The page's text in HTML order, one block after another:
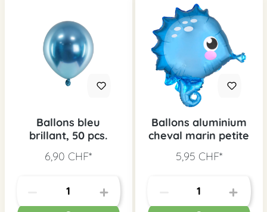
Ballons bleu
brillant, 50 pcs.
6,90 CHF*
Ballons aluminium
cheval marin petite
5,95 CHF*